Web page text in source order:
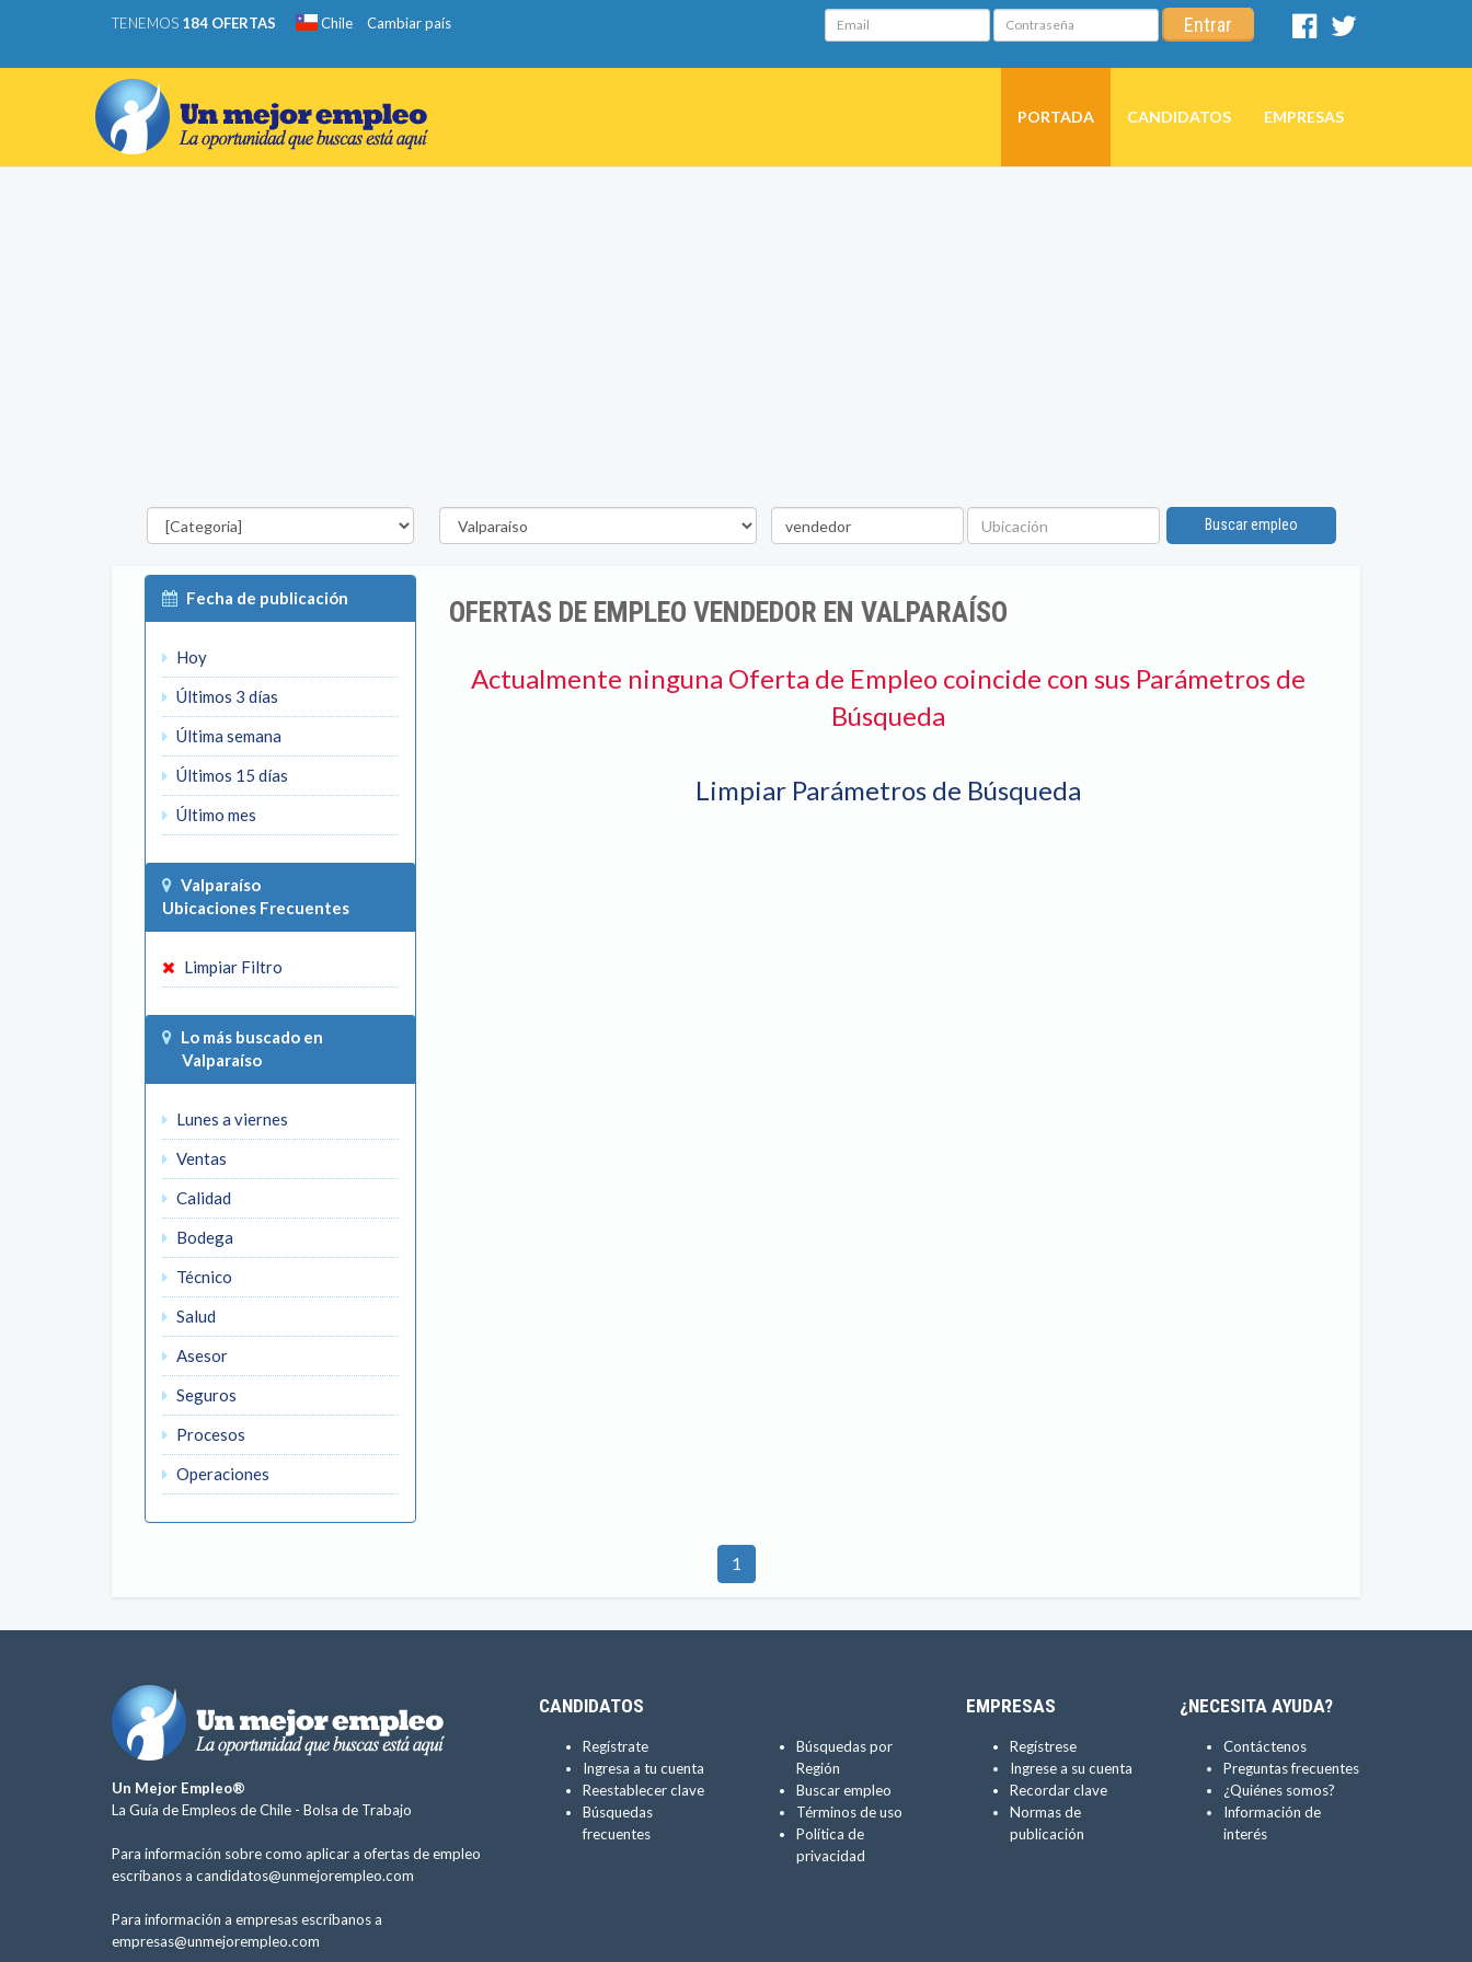
TENEMOS 184 OFERTAS Chile Cambiar país Email Contraseña Entrar
Facebook
PORTADA CANDIDATOS EMPRESAS
Categorías Región
Palabra
clave
Ubicación
Buscar empleo
Fecha de publicación
Hoy
Últimos 3 días
Última semana
Últimos 15 días
Último mes
Valparaíso
Ubicaciones Frecuentes
Limpiar Filtro
Lo más buscado en
Valparaíso
Lunes a viernes
Ventas
Calidad
Bodega
Técnico
Salud
Asesor
Seguros
Procesos
Operaciones
OFERTAS DE EMPLEO VENDEDOR EN VALPARAÍSO
Actualmente ninguna Oferta de Empleo coincide con sus Parámetros de
Búsqueda
Limpiar Parámetros de Búsqueda
1
Un Mejor Empleo®
La Guía de Empleos de Chile - Bolsa de Trabajo
Para información sobre como aplicar a ofertas de empleo
escríbanos a candidatos@unmejorempleo.com
Para información a empresas escríbanos a
empresas@unmejorempleo.com
CANDIDATOS
Regístrate
Ingresa a tu cuenta
Reestablecer clave
Búsquedas
frecuentes
Búsquedas por
Región
Buscar empleo
Términos de uso
Política de
privacidad
EMPRESAS
Regístrese
Ingrese a su cuenta
Recordar clave
Normas de
publicación
¿NECESITA AYUDA?
Contáctenos
Preguntas frecuentes
¿Quiénes somos?
Información de
interés